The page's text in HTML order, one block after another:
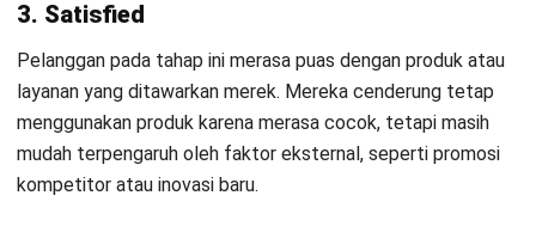
berkelanjutan, seperti peluncuran varian rasa baru yang
sesuai dengan selera pasar, mulai dari rasa lokal hingga
internasional. Strategi ini membuat Indomie tetap relevan di
tengah persaingan ketat di pasar mi instan.